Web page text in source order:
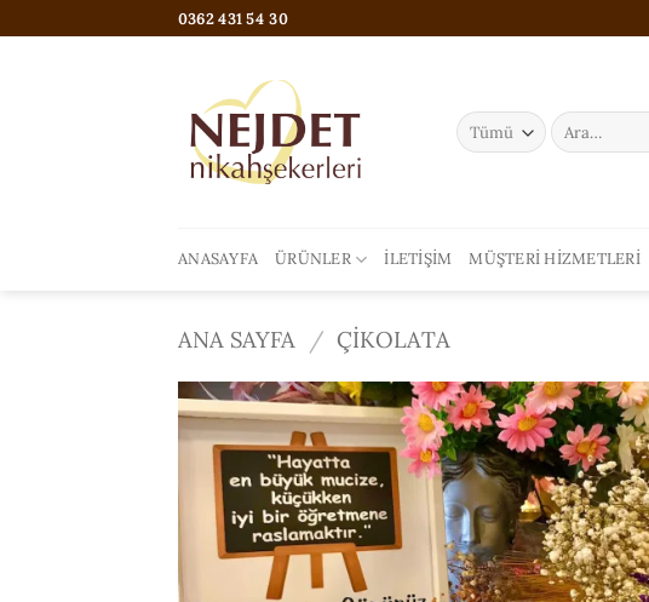
atla
0362 431 54 30
Ara:
ANASAYFA ÜRÜNLER İLETIŞIM MÜŞTERI HIZMETLERI
ANA SAYFA / ÇIKOLATA
ISTEK
LISTESI'NE
EKLE